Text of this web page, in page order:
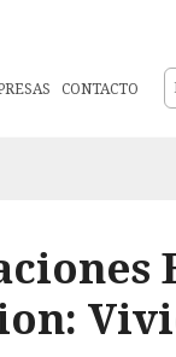
CONTACTO